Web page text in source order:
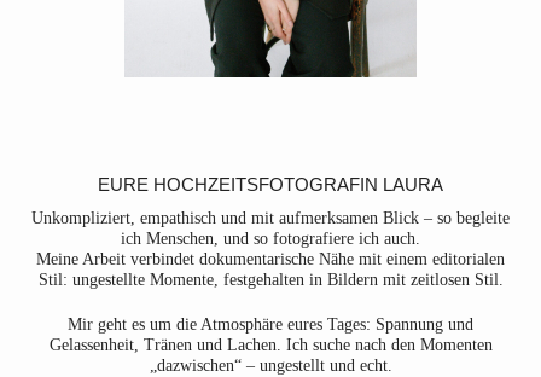
EURE HOCHZEITSFOTOGRAFIN LAURA
Unkompliziert, empathisch und mit aufmerksamen Blick – so begleite
ich Menschen, und so fotografiere ich auch.
Meine Arbeit verbindet dokumentarische Nähe mit einem editorialen
Stil: ungestellte Momente, festgehalten in Bildern mit zeitlosen Stil.
Mir geht es um die Atmosphäre eures Tages: Spannung und
Gelassenheit, Tränen und Lachen. Ich suche nach den Momenten
„dazwischen“ – ungestellt und echt.